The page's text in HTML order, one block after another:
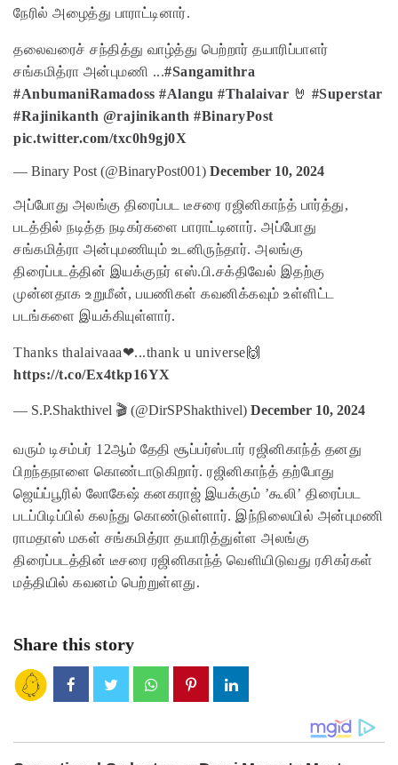
நேரில் அழைத்து பாராட்டினார்.
தலைவரைச் சந்தித்து வாழ்த்து பெற்றார் தயாரிப்பாளர்
சங்கமித்ரா அன்புமணி ...#Sangamithra
#AnbumaniRamadoss #Alangu #Thalaivar 🤘 #Superstar
#Rajinikanth @rajinikanth #BinaryPost
pic.twitter.com/txc0h9gj0X
— Binary Post (@BinaryPost001) December 10, 2024
அப்போது அலங்கு திரைப்பட டீசரை ரஜினிகாந்த் பார்த்து,
படத்தில் நடித்த நடிகர்களை பாராட்டினார். அப்போது
சங்கமித்ரா அன்புமணியும் உடனிருந்தார். அலங்கு
திரைப்படத்தின் இயக்குநர் எஸ்.பி.சக்திவேல் இதற்கு
முன்னதாக உறுமீன், பயணிகள் கவனிக்கவும் உள்ளிட்ட
படங்களை இயக்கியுள்ளார்.
Thanks thalaivaaa❤...thank u universe🙌
https://t.co/Ex4tkp16YX
— S.P.Shakthivel 🎬 (@DirSPShakthivel) December 10, 2024
வரும் டிசம்பர் 12ஆம் தேதி சூப்பர்ஸ்டார் ரஜினிகாந்த் தனது
பிறந்தநாளை கொண்டாடுகிறார். ரஜினிகாந்த் தற்போது
ஜெய்ப்பூரில் லோகேஷ் கனகராஜ் இயக்கும் ’கூலி’ திரைப்பட
படப்பிடிப்பில் கலந்து கொண்டுள்ளார். இந்நிலையில் அன்புமணி
ராமதாஸ் மகள் சங்கமித்ரா தயாரித்துள்ள அலங்கு
திரைப்படத்தின் டீசரை ரஜினிகாந்த் வெளியிடுவது ரசிகர்கள்
மத்தியில் கவனம் பெற்றுள்ளது.
Share this story